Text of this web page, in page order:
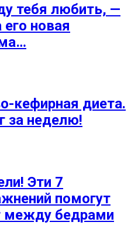
тебя любить, —
новая
кефирная диета.
за неделю!
Эти 7
помогут
между бедрами